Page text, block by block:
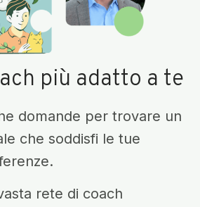
più adatto a te
domande per trovare un
che soddisfi le tue
rete di coach